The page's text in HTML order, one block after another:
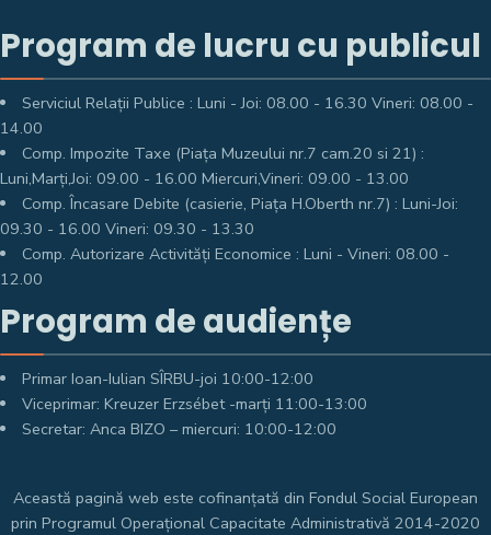
Program de lucru cu publicul
Serviciul Relații Publice : Luni - Joi: 08.00 - 16.30 Vineri: 08.00 -
14.00
Comp. Impozite Taxe (Piața Muzeului nr.7 cam.20 si 21) :
Luni,Marți,Joi: 09.00 - 16.00 Miercuri,Vineri: 09.00 - 13.00
Comp. Încasare Debite (casierie, Piața H.Oberth nr.7) : Luni-Joi:
09.30 - 16.00 Vineri: 09.30 - 13.30
Comp. Autorizare Activități Economice : Luni - Vineri: 08.00 -
12.00
Program de audiențe
Primar Ioan-Iulian SÎRBU-joi 10:00-12:00
Viceprimar: Kreuzer Erzsébet -marți 11:00-13:00
Secretar: Anca BIZO – miercuri: 10:00-12:00
Această pagină web este cofinanțată din Fondul Social European
prin Programul Operațional Capacitate Administrativă 2014-2020